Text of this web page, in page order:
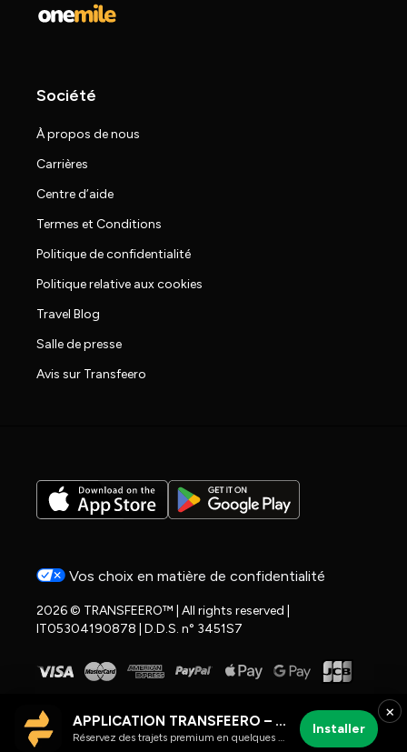
Société
À propos de nous
Carrières
Centre d’aide
Termes et Conditions
Politique de confidentialité
Politique relative aux cookies
Travel Blog
Salle de presse
Avis sur Transfeero
Vos choix en matière de confidentialité
2026 © TRANSFEERO™ | All rights reserved |
IT05304190878 | D.D.S. n° 3451S7
×
APPLICATION TRANSFEERO – chauffeur et trajets aéroport
Réservez des trajets premium en quelques clics
Installer